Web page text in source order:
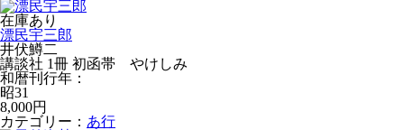
在庫あり
漂民宇三郎
井伏鱒二
講談社 1冊 初函帯 やけしみ
和暦刊行年：
昭31
8,000円
カテゴリー： あ行